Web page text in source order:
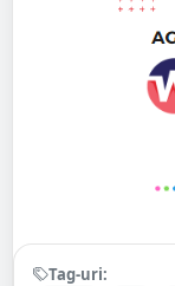
Tag-uri: